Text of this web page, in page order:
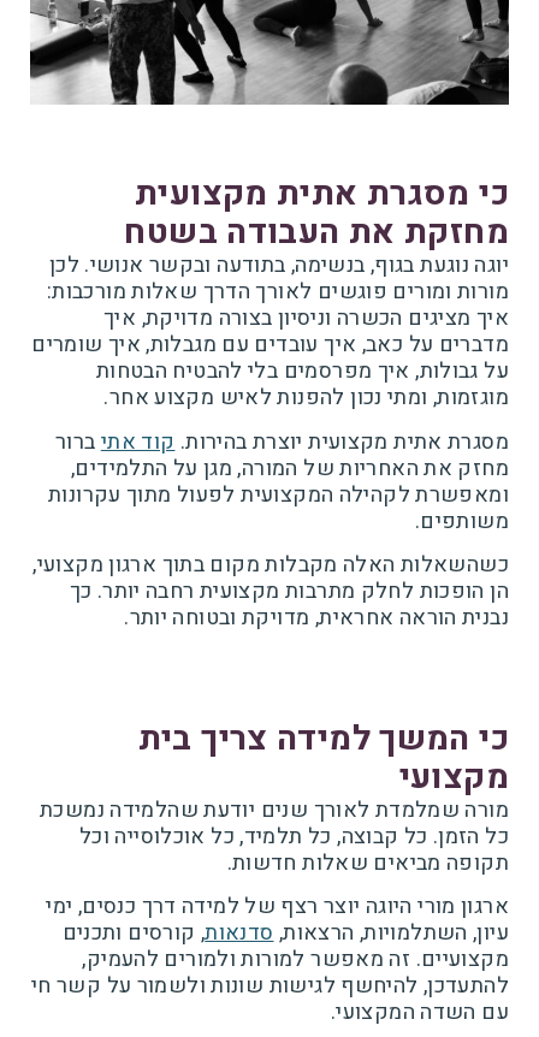
כי מסגרת אתית מקצועית
מחזקת את העבודה בשטח
יוגה נוגעת בגוף, בנשימה, בתודעה ובקשר אנושי. לכן
מורות ומורים פוגשים לאורך הדרך שאלות מורכבות:
איך מציגים הכשרה וניסיון בצורה מדויקת, איך
מדברים על כאב, איך עובדים עם מגבלות, איך שומרים
על גבולות, איך מפרסמים בלי להבטיח הבטחות
מוגזמות, ומתי נכון להפנות לאיש מקצוע אחר.
מסגרת אתית מקצועית יוצרת בהירות.קוד אתיברור
מחזק את האחריות של המורה, מגן על התלמידים,
ומאפשרת לקהילה המקצועית לפעול מתוך עקרונות
משותפים.
כשהשאלות האלה מקבלות מקום בתוך ארגון מקצועי,
הן הופכות לחלק מתרבות מקצועית רחבה יותר. כך
נבנית הוראה אחראית, מדויקת ובטוחה יותר.
כי המשך למידה צריך בית
מקצועי
מורה שמלמדת לאורך שנים יודעת שהלמידה נמשכת
כל הזמן. כל קבוצה, כל תלמיד, כל אוכלוסייה וכל
תקופה מביאים שאלות חדשות.
ארגון מורי היוגה יוצר רצף של למידה דרך כנסים, ימי
עיון, השתלמויות, הרצאות,סדנאות, קורסים ותכנים
מקצועיים. זה מאפשר למורות ולמורים להעמיק,
להתעדכן, להיחשף לגישות שונות ולשמור על קשר חי
עם השדה המקצועי.